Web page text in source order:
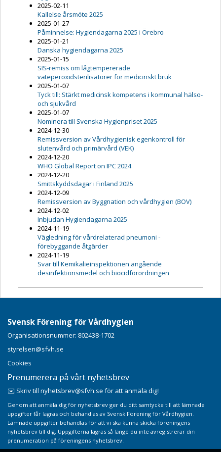
2025-02-11
Kallelse årsmöte 2025
2025-01-27
Påminnelse: Hygiendagarna 2025 i Örebro
2025-01-21
Danska hygiendagarna 2025
2025-01-15
SIS-remiss om lågtempererade
väteperoxidsterilisatorer för medicinskt bruk
2025-01-07
Tyck till: Stärkt medicinsk kompetens i kommunal hälso-
och sjukvård
2025-01-07
Nominera till Svenska Hygienpriset 2025
2024-12-30
Remissversion av Vårdhygienisk egenkontroll för
slutenvård och primärvård (VEK)
2024-12-20
WHO Global Report on IPC 2024
2024-12-20
Smittskyddsdagar i Finland 2025
2024-12-09
Remissversion av Byggnation och vårdhygien (BOV)
2024-12-02
Inbjudan Hygiendagarna 2025
2024-11-19
Vägledning för vårdrelaterad pneumoni -
förebyggande åtgärder
2024-11-19
Svar till Kemikalieinspektionen angående
desinfektionsmedel och biocidförordningen
Svensk Förening för Vårdhygien
Organisationsnummer: 802438-1702
styrelsen@sfvh.se
Cookies
Prenumerera på vårt nyhetsbrev
✉️ Skriv till nyhetsbrev@sfvh.se för att anmäla dig!
Genom att anmäla dig för nyhetsbrev ger du ditt samtycke till att lämnade
uppgifter får lagras och behandlas av Svensk Förening för Vårdhygien.
Lämnade uppgifter behandlas för att vi ska kunna skicka föreningens
nyhetsbrev till dig. Uppgifterna lagras så länge du inte avregistrerar din
prenumeration på föreningens nyhetsbrev.